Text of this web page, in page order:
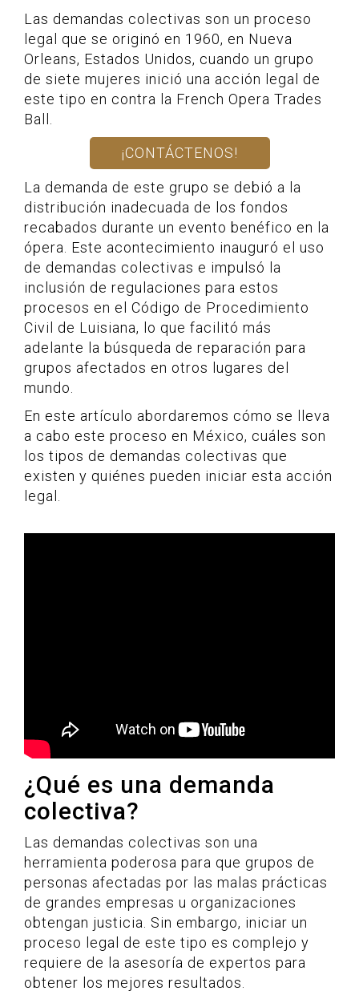
Las demandas colectivas son un proceso
legal que se originó en 1960, en Nueva
Orleans, Estados Unidos, cuando un grupo
de siete mujeres inició una acción legal de
este tipo en contra la French Opera Trades
Ball.
¡CONTÁCTENOS!
La demanda de este grupo se debió a la
distribución inadecuada de los fondos
recabados durante un evento benéfico en la
ópera. Este acontecimiento inauguró el uso
de demandas colectivas e impulsó la
inclusión de regulaciones para estos
procesos en el Código de Procedimiento
Civil de Luisiana, lo que facilitó más
adelante la búsqueda de reparación para
grupos afectados en otros lugares del
mundo.
En este artículo abordaremos cómo se lleva
a cabo este proceso en México, cuáles son
los tipos de demandas colectivas que
existen y quiénes pueden iniciar esta acción
legal.
¿Qué es una demanda
colectiva?
Las demandas colectivas son una
herramienta poderosa para que grupos de
personas afectadas por las malas prácticas
de grandes empresas u organizaciones
obtengan justicia. Sin embargo, iniciar un
proceso legal de este tipo es complejo y
requiere de la asesoría de expertos para
obtener los mejores resultados.